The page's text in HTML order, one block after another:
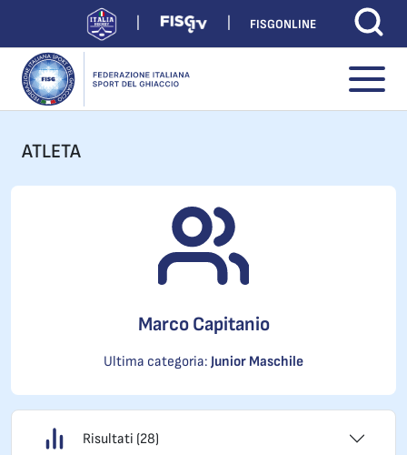
FISGONLINE
ATLETA
Marco Capitanio
Ultima categoria: Junior Maschile
Risultati (28)